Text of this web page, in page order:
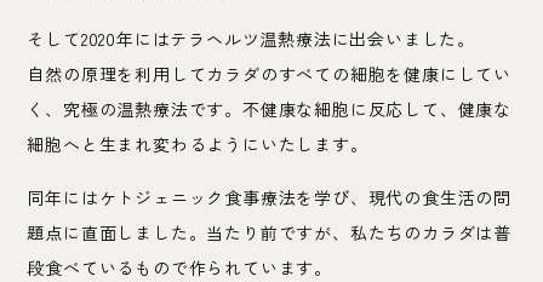
そして2020年にはテラヘルツ温熱療法に出会いました。
自然の原理を利用してカラダのすべての細胞を健康にしてい
く、究極の温熱療法です。不健康な細胞に反応して、健康な
細胞へと生まれ変わるようにいたします。
同年にはケトジェニック食事療法を学び、現代の食生活の問
題点に直面しました。当たり前ですが、私たちのカラダは普
段食べているもので作られています。